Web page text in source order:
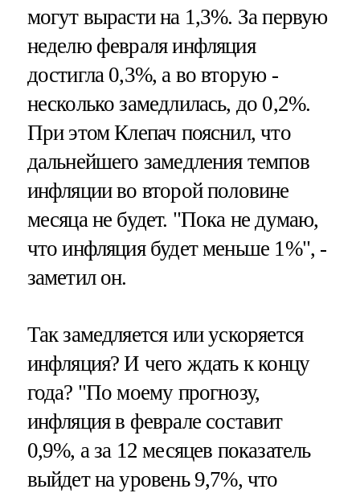
могут вырасти на 1,3%. За первую
неделю февраля инфляция
достигла 0,3%, а во вторую -
несколько замедлилась, до 0,2%.
При этом Клепач пояснил, что
дальнейшего замедления темпов
инфляции во второй половине
месяца не будет. "Пока не думаю,
что инфляция будет меньше 1%", -
заметил он.
Так замедляется или ускоряется
инфляция? И чего ждать к концу
года? "По моему прогнозу,
инфляция в феврале составит
0,9%, а за 12 месяцев показатель
выйдет на уровень 9,7%, что